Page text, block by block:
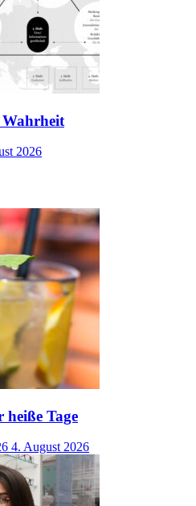
Wahrheit
2026
Tage
4. August 2026